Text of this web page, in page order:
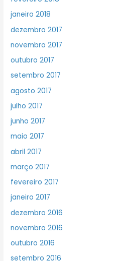
janeiro 2018
dezembro 2017
novembro 2017
outubro 2017
setembro 2017
agosto 2017
julho 2017
junho 2017
maio 2017
abril 2017
março 2017
fevereiro 2017
janeiro 2017
dezembro 2016
novembro 2016
outubro 2016
setembro 2016